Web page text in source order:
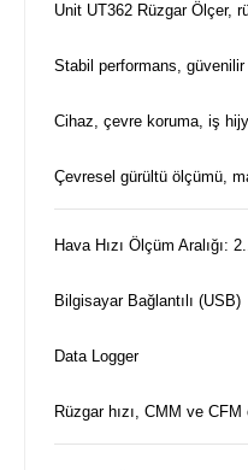
Unit UT362 Rüzgar Ölçer,
Stabil performans,
Cihaz, çevre koruma, iş
Çevresel gürültü ölçümü,
Hava Hızı Ölçüm Aralığı:
Bilgisayar Bağlantılı (USB)
Data Logger
Rüzgar hızı, CMM ve CFM